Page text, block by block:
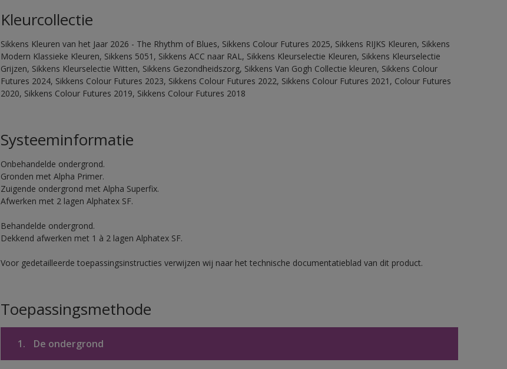
Kleurcollectie
Sikkens Kleuren van het Jaar 2026 - The Rhythm of Blues, Sikkens Colour Futures 2025, Sikkens RIJKS Kleuren, Sikkens
Modern Klassieke Kleuren, Sikkens 5051, Sikkens ACC naar RAL, Sikkens Kleurselectie Kleuren, Sikkens Kleurselectie
Grijzen, Sikkens Kleurselectie Witten, Sikkens Gezondheidszorg, Sikkens Van Gogh Collectie kleuren, Sikkens Colour
Futures 2024, Sikkens Colour Futures 2023, Sikkens Colour Futures 2022, Sikkens Colour Futures 2021, Colour Futures
2020, Sikkens Colour Futures 2019, Sikkens Colour Futures 2018
Systeeminformatie
Onbehandelde ondergrond.
Gronden met Alpha Primer.
Zuigende ondergrond met Alpha Superfix.
Afwerken met 2 lagen Alphatex SF.
Behandelde ondergrond.
Dekkend afwerken met 1 à 2 lagen Alphatex SF.
Voor gedetailleerde toepassingsinstructies verwijzen wij naar het technische documentatieblad van dit product.
Toepassingsmethode
1. De ondergrond